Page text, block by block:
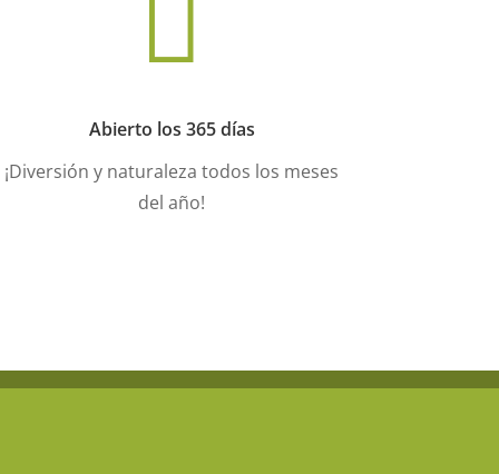

Abierto los 365 días
¡Diversión y naturaleza todos los meses
del año!